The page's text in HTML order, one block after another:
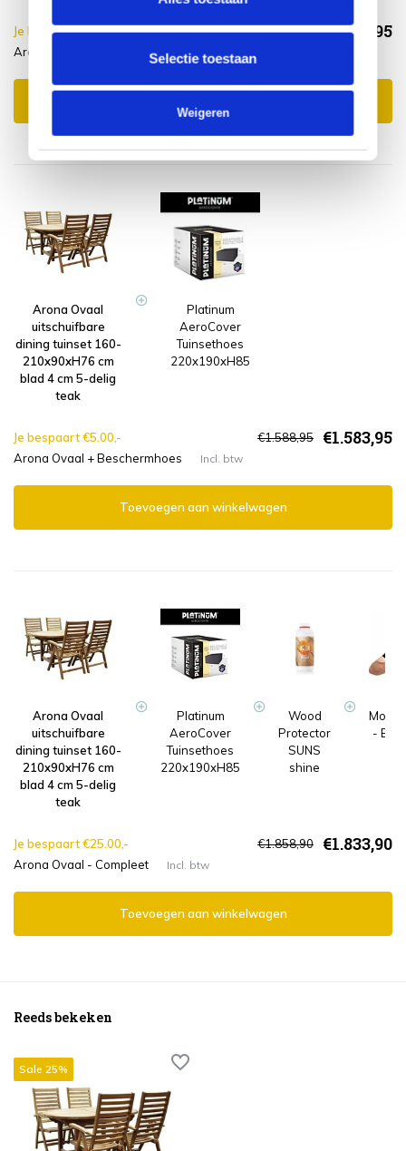
Selectie toestaan
Weigeren
Je bespaart €5.00,- €1.543,95 €1.538,95
Arona Ovaal + Wood protector Incl. btw
Arona Ovaal
uitschuifbare
dining tuinset 160-
210x90xH76 cm
blad 4 cm 5-delig
teak
Platinum
AeroCover
Tuinsethoes
220x190xH85
Je bespaart €5.00,- €1.588,95 €1.583,95
Arona Ovaal + Beschermhoes Incl. btw
Toevoegen aan winkelwagen
Arona Ovaal
uitschuifbare
dining tuinset 160-
210x90xH76 cm
blad 4 cm 5-delig
teak
Platinum
AeroCover
Tuinsethoes
220x190xH85
Wood
Protector
SUNS
shine
-
Je bespaart €25.00,- €1.858,90 €1.833,90
Arona Ovaal - Compleet Incl. btw
Toevoegen aan winkelwagen
Reeds bekeken
Sale 25%